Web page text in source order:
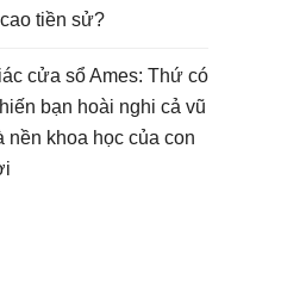
tiền sử?
cửa sổ Ames: Thứ có
bạn hoài nghi cả vũ
nền khoa học của con